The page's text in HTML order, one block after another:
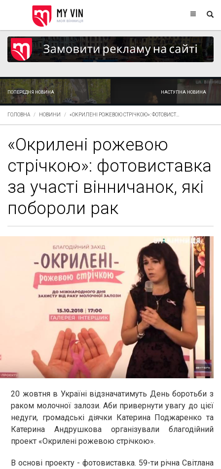
ПОПЕРЕДНЯ НОВИНА НАСТУПНА НОВИНА
ГОЛОВНА НОВИНИ «ОКРИЛЕНІ РОЖЕВОЮ СТРІЧКОЮ»: ФОТОВИСТ...
«Окрилені рожевою
стрічкою»: фотовиставка
за участі вінничанок, які
побороли рак
20 жовтня в Україні відзначатимуть День боротьби з
раком молочної залози. Аби привернути увагу до цієї
недуги, громадські діячки Катерина Поджаренко та
Катерина Андрушкова організували благодійний
проект «Окрилені рожевою стрічкою».
В основі проекту - фотовиставка. 59-ти річна Світлана